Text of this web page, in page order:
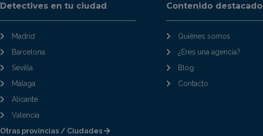
Detectives en tu ciudad
Madrid
Barcelona
Sevilla
Málaga
Alicante
Valencia
Otras provincias / Ciudades
Contenido destacado
Quiénes somos
¿Eres una agencia?
Blog
Contacto